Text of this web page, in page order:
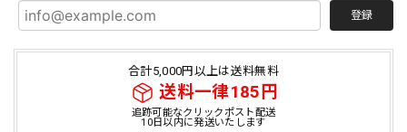
登録
合計5,000円以上は送料無料
送料一律185円
追跡可能なクリックポスト配送
10日以内に発送いたします